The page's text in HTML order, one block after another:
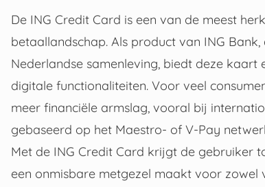
De ING Credit Card is een van de meest
betaallandschap. Als product van ING
Nederlandse samenleving, biedt deze
digitale functionaliteiten. Voor veel
meer financiële armslag, vooral bij
gebaseerd op het Maestro- of V-Pay
Met de ING Credit Card krijgt de gebruiker
een onmisbare metgezel maakt voor zowel